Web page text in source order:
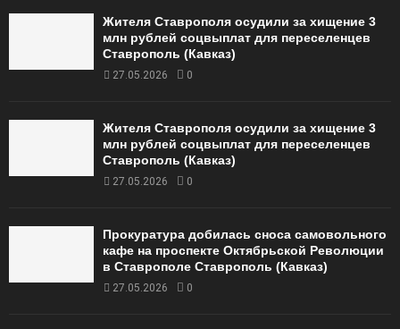
Жителя Ставрополя осудили за хищение 3
млн рублей соцвыплат для переселенцев
Ставрополь (Кавказ)
27.05.2026 0
Жителя Ставрополя осудили за хищение 3
млн рублей соцвыплат для переселенцев
Ставрополь (Кавказ)
27.05.2026 0
Прокуратура добилась сноса самовольного
кафе на проспекте Октябрьской Революции
в Ставрополе Ставрополь (Кавказ)
27.05.2026 0